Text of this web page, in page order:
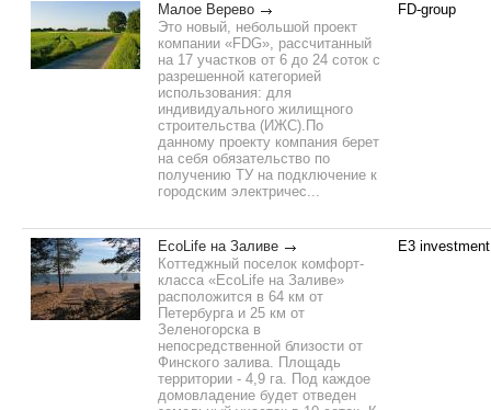
Малое Верево
Это новый, небольшой проект
компании «FDG», рассчитанный
на 17 участков от 6 до 24 соток с
разрешенной категорией
использования: для
индивидуального жилищного
строительства (ИЖС).По
данному проекту компания берет
на себя обязательство по
получению ТУ на подключение к
городским электричес...
FD-group
EcoLife на Заливе
Коттеджный поселок комфорт-
класса «EcoLife на Заливе»
расположится в 64 км от
Петербурга и 25 км от
Зеленогорска в
непосредственной близости от
Финского залива. Площадь
территории - 4,9 га. Под каждое
домовладение будет отведен
E3 investment